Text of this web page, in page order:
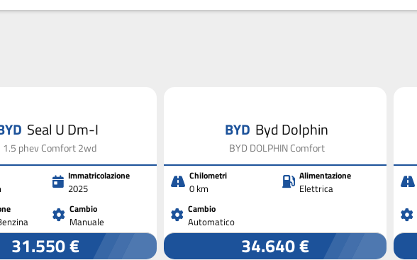
Seal U Dm-I
i 1.5 phev Comfort 2wd
Immatricolazione
2025
Cambio
Manuale
31.550 €
BYD Byd Dolphin
BYD DOLPHIN Comfort
Chilometri
0 km
Alimentazione
Elettrica
Cambio
Automatico
34.640 €